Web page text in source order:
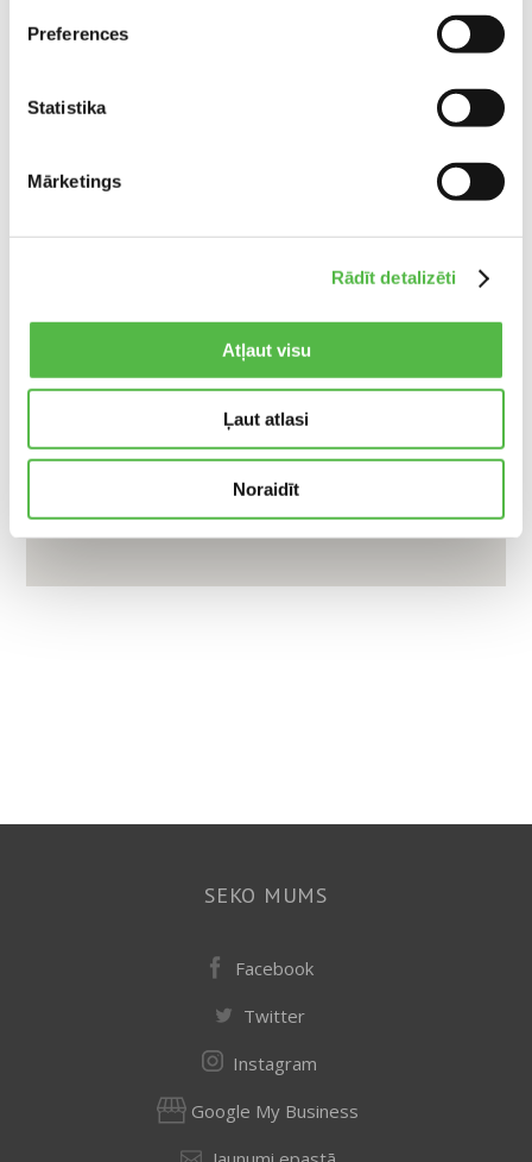
Preferences
Statistika
Mārketings
Rādīt detalizēti
Atļaut visu
Ļaut atlasi
Noraidīt
SEKO MUMS
Facebook
Twitter
Instagram
Google My Business